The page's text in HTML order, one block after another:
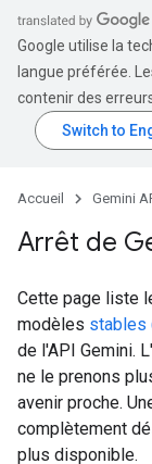
Google utilise la
langue préférée.
contenir des
Accueil Gemini
Arrêt de
Cette page liste
modèles stables
de l'API Gemini. L'
ne le prenons
avenir proche.
complètement
plus disponible.